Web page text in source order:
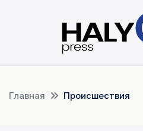
Главная Происшествия